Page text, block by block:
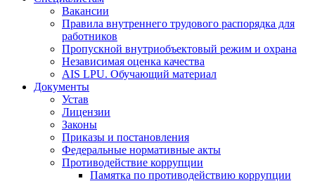
Вакансии
Правила внутреннего трудового распорядка для
работников
Пропускной внутриобъектовый режим и охрана
Независимая оценка качества
AIS LPU. Обучающий материал
Документы
Устав
Лицензии
Законы
Приказы и постановления
Федеральные нормативные акты
Противодействие коррупции
Памятка по противодействию коррупции